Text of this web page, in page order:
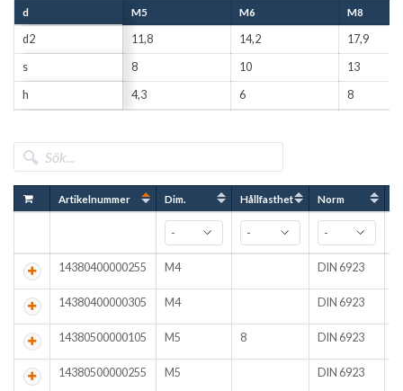
d M5 M6 M8
d2 11,8 14,2 17,9
s 8 10 13
h 4,3 6 8
Artikelnummer Dim. Hållfasthet Norm
14380400000255 M4 DIN 6923
14380400000305 M4 DIN 6923
14380500000105 M5 8 DIN 6923
14380500000255 M5 DIN 6923